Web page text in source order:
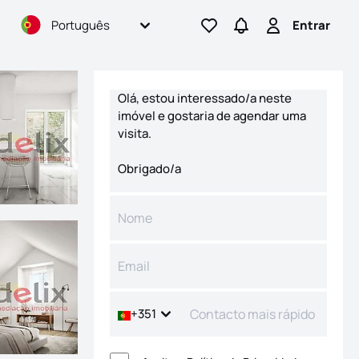
Português Ir para os favoritos
Ir para pesquisas
Entrar
Entrar
+351